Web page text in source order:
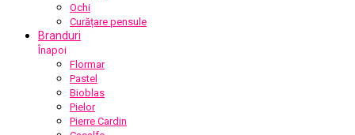
Ochi
Curățare pensule
Branduri
Înapoi
Flormar
Pastel
Bioblas
Pielor
Pierre Cardin